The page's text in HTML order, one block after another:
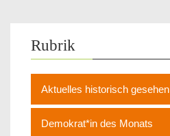
Rubrik
Aktuelles historisch gesehen
Demokrat*in des Monats